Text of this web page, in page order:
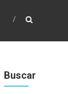
Buscar